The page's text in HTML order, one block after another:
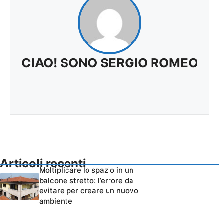
CIAO! SONO SERGIO ROMEO
Articoli recenti
Moltiplicare lo spazio in un
balcone stretto: l’errore da
evitare per creare un nuovo
ambiente